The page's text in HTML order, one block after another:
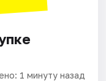
1 минуту назад